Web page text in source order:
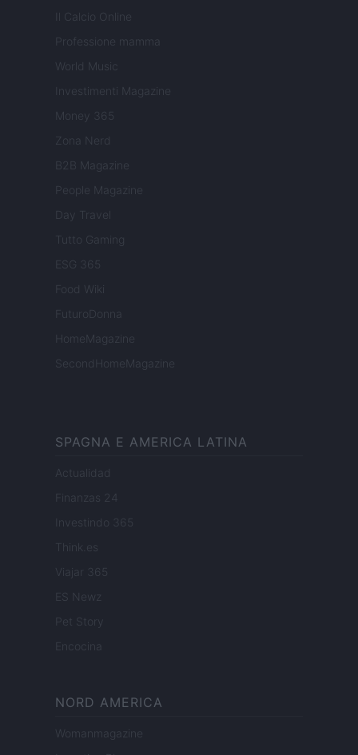
Il Calcio Online
Professione mamma
World Music
Investimenti Magazine
Money 365
Zona Nerd
B2B Magazine
People Magazine
Day Travel
Tutto Gaming
ESG 365
Food Wiki
FuturoDonna
HomeMagazine
SecondHomeMagazine
SPAGNA E AMERICA LATINA
Actualidad
Finanzas 24
Investindo 365
Think.es
Viajar 365
ES Newz
Pet Story
Encocina
NORD AMERICA
Womanmagazine